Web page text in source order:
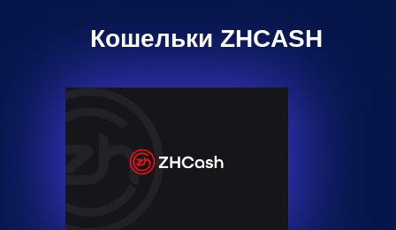
Кошельки ZHCASH